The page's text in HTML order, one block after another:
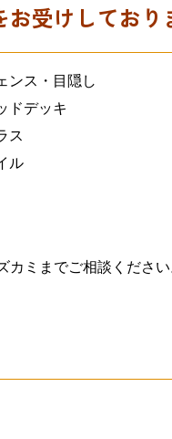
お受けしており
ンス・目隠し
ドデッキ
ス
ル
ミまでご相談ください